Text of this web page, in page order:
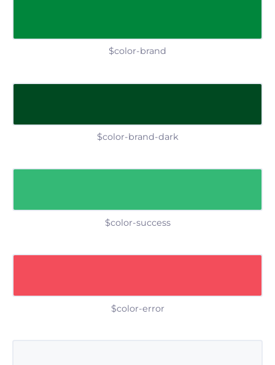
$color-brand
$color-brand-dark
$color-success
$color-error